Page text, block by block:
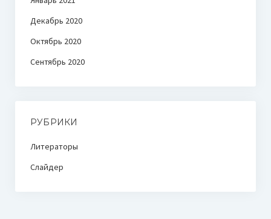
Декабрь 2020
Октябрь 2020
Сентябрь 2020
РУБРИКИ
Литераторы
Слайдер